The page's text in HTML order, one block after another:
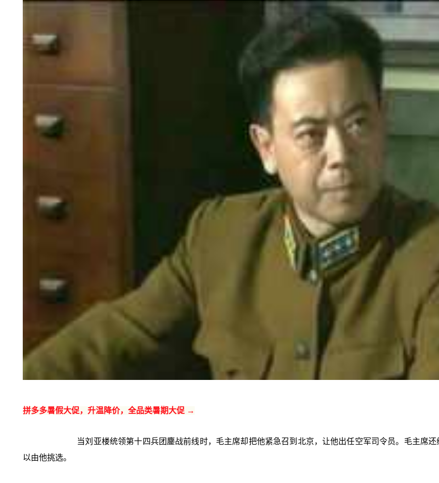
拼多多暑假大促，升温降价，全品类暑期大促 →
当刘亚楼统领第十四兵团鏖战前线时，毛主席却把他紧急召到北京，让他出任空军司令员。毛主席
以由他挑选。